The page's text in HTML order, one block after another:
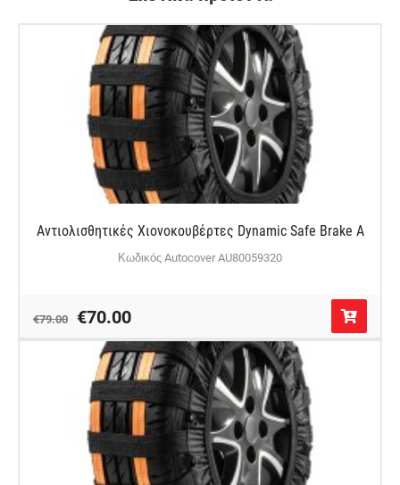
Αντιολισθητικές Χιονοκουβέρτες Dynamic Safe Brake A
Κωδικός Autocover AU80059320
€79.00 €70.00